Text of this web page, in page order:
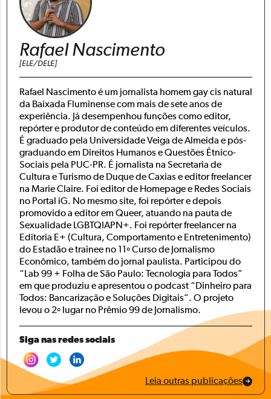
Rafael Nascimento
[ELE/DELE]
Rafael Nascimento é um jornalista homem gay cis natural
da Baixada Fluminense com mais de sete anos de
experiência. Já desempenhou funções como editor,
repórter e produtor de conteúdo em diferentes veículos.
É graduado pela Universidade Veiga de Almeida e pós-
graduando em Direitos Humanos e Questões Étnico-
Sociais pela PUC-PR. É jornalista na Secretaria de
Cultura e Turismo de Duque de Caxias e editor freelancer
na Marie Claire. Foi editor de Homepage e Redes Sociais
no Portal iG. No mesmo site, foi repórter e depois
promovido a editor em Queer, atuando na pauta de
Sexualidade LGBTQIAPN+. Foi repórter freelancer na
Editoria E+ (Cultura, Comportamento e Entretenimento)
do Estadão e trainee no 11º Curso de Jornalismo
Econômico, também do jornal paulista. Participou do
“Lab 99 + Folha de São Paulo: Tecnologia para Todos”
em que produziu e apresentou o podcast “Dinheiro para
Todos: Bancarização e Soluções Digitais”. O projeto
levou o 2º lugar no Prêmio 99 de Jornalismo.
Siga nas redes sociais
Leia outras publicações